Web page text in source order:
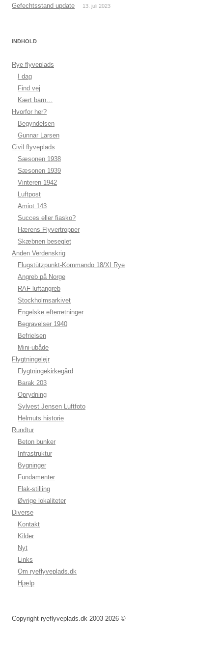
Gefechtsstand update 13. juli 2023
INDHOLD
Rye flyveplads
I dag
Find vej
Kært barn…
Hvorfor her?
Begyndelsen
Gunnar Larsen
Civil flyveplads
Sæsonen 1938
Sæsonen 1939
Vinteren 1942
Luftpost
Amiot 143
Succes eller fiasko?
Hærens Flyvertropper
Skæbnen beseglet
Anden Verdenskrig
Flugstützpunkt-Kommando 18/XI Rye
Angreb på Norge
RAF luftangreb
Stockholmsarkivet
Engelske efterretninger
Begravelser 1940
Befrielsen
Mini-ubåde
Flygtningelejr
Flygtningekirkegård
Barak 203
Oprydning
Sylvest Jensen Luftfoto
Helmuts historie
Rundtur
Beton bunker
Infrastruktur
Bygninger
Fundamenter
Flak-stilling
Øvrige lokaliteter
Diverse
Kontakt
Kilder
Nyt
Links
Om ryeflyveplads.dk
Hjælp
Copyright ryeflyveplads.dk 2003-2026 ©